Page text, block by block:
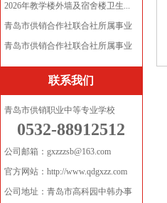
2026年教学楼外墙及宿舍楼卫生...
青岛市供销合作社联合社所属事业
单...
青岛市供销合作社联合社所属事业
单...
联系我们
青岛市供销职业中等专业学校
0532-88912512
公司邮箱：gxzzzsb@163.com
官方网站：http://www.qdgxzz.com
公司地址：青岛市高科园中韩办事